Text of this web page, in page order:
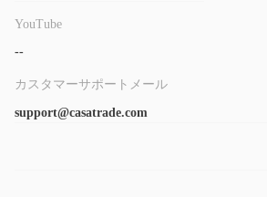
YouTube
--
カスタマーサポートメール
support@casatrade.com